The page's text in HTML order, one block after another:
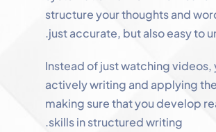
structure your thoughts and
just accurate, but also easy to
Instead of just watching videos,
actively writing and applying
making sure that you develop
skills in structured writing.